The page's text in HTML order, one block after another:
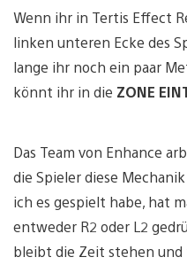
Wenn ihr in Tertis Effect
linken unteren Ecke des
lange ihr noch ein paar
könnt ihr in die ZONE
Das Team von Enhance
die Spieler diese
ich es gespielt habe, hat
entweder R2 oder L2
bleibt die Zeit stehen und